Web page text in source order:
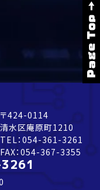
Page Top →
〒424-0114
清水区庵原町1210
TEL： 054-361-3261
FAX：054-367-3355